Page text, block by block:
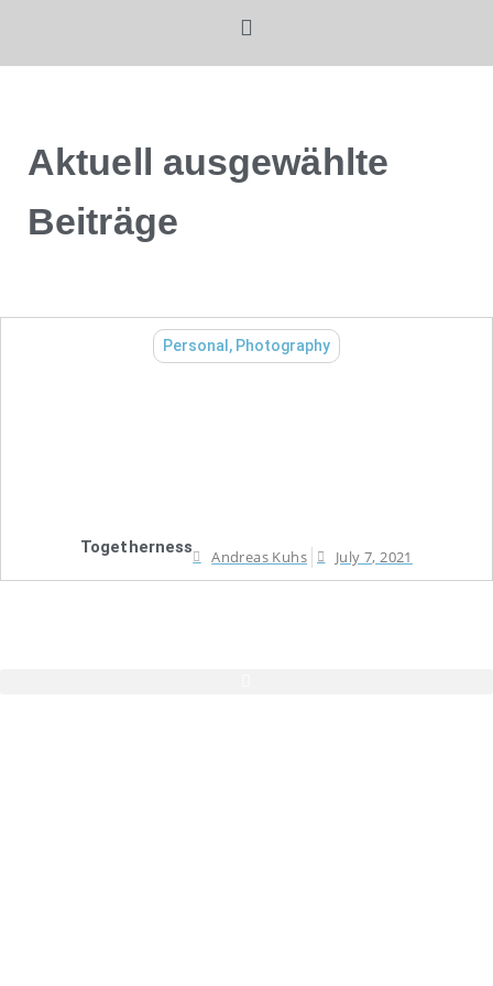
Aktuell ausgewählte
Beiträge
Personal , Photography
Togetherness
Andreas Kuhs July 7, 2021